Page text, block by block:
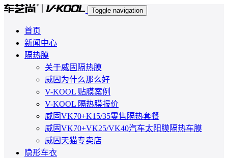
Toggle navigation
首页
新闻中心
隔热膜
关于威固隔热膜
威固为什么那么好
V-KOOL 贴膜案例
V-KOOL 隔热膜报价
威固VK70+K15/35零售隔热套餐
威固VK70+VK25/VK40汽车太阳膜隔热车膜
威固天猫专卖店
隐形车衣